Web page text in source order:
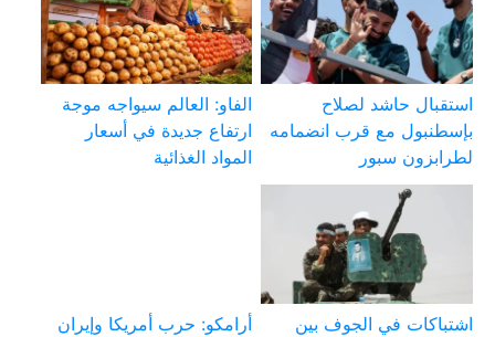
استقبال حاشد لصلاح
بإسطنبول مع قرب انضمامه
لطرابزون سبور
الفاو: العالم سيواجه موجة
ارتفاع جديدة في أسعار
المواد الغذائية
اشتباكات في الجوف بين
أرامكو: حرب أمريكا وإيران